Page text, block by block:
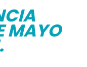
MAYO